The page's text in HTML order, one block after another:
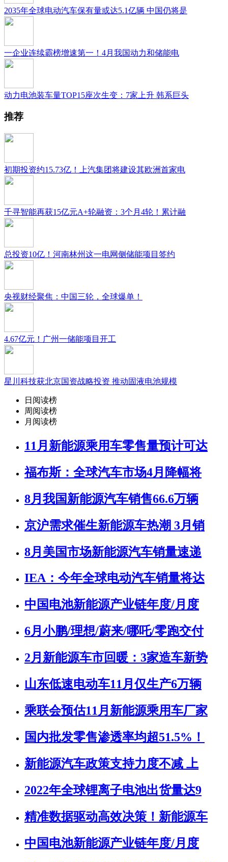
2035年全球电动汽车保有量或达5.1亿辆 中国仍将是
一企业连续霸榜增速第一！4月我国动力和储能电
动力电池装车量TOP15座次生变：7家上升 韩系巨头
推荐
初期投资约15.73亿！上汽集团将建设其欧洲首家电
千寻智能再获15亿元A+轮融资：3个月4轮！累计融
总投资10亿！河南林州这一电网侧储能项目签约
央视财经聚焦：中国三轮，全球爆单！
4.67亿元！广州一储能项目开工
星川科技获北京国资战略投资 推动固液电池规模
日阅读榜
周阅读榜
月阅读榜
11月新能源乘用车零售量预计可达
福布斯：全球汽车市场4月降幅将
8月我国新能源汽车销售66.6万辆
京沪需求催生新能源车热潮 3月销
8月美国市场新能源汽车销量速递
IEA：今年全球电动汽车销量将达
中国电池新能源产业链年度/月度
6月小鹏/理想/蔚来/哪吒/零跑交付
2月新能源车市回暖：3家造车新势
山东低速电动车11月仅生产6万辆
乘联会预估11月新能源乘用车厂家
国内批发零售渗透率均超51.5%！
新能源汽车政策支持力度不减 上
2022年全球锂离子电池出货量达9
精准数据驱动高效决策！新能源车
中国电池新能源产业链年度/月度